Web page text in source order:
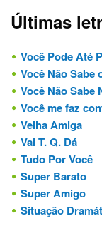
Últimas
Você Pode Até
Você Não Sabe
Você Não Sabe
Você me faz
Velha Amiga
Vai T. Q. Dá
Tudo Por Você
Super Barato
Super Amigo
Situação